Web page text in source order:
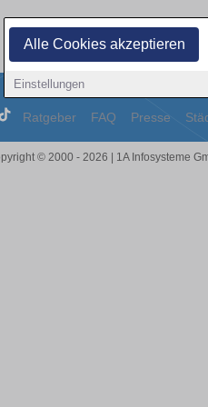
Alle Cookies akzeptieren
Einstellungen
Ratgeber FAQ Presse
© 2000 - 2026 | 1A Infosysteme